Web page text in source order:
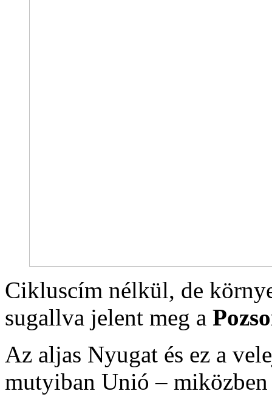
Cikluscím nélkül, de
sugallva jelent meg a
Az aljas Nyugat és ez a
mutyiban Unió –